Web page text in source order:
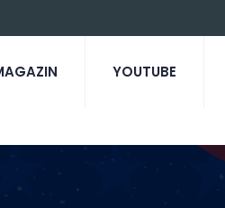
YOUTUBE